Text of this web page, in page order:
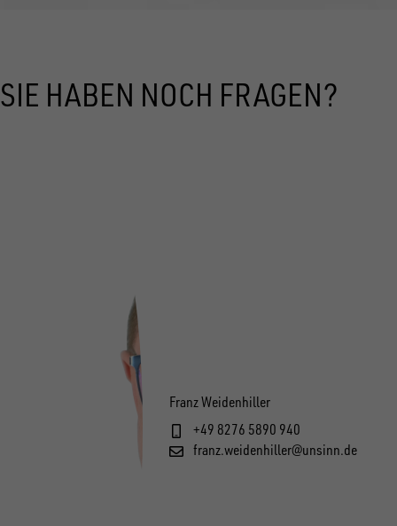
SIE HABEN NOCH FRAGEN?
Franz Weidenhiller
+49 8276 5890 940
franz.weidenhiller@unsinn.de